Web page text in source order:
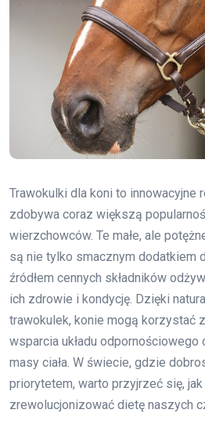
Trawokulki dla koni to innowacyjne
zdobywa coraz większą
wierzchowców. Te małe, ale
są nie tylko smacznym dodatkiem
źródłem cennych składników
ich zdrowie i kondycję. Dzięki
trawokulek, konie mogą korzystać
wsparcia układu
masy ciała. W świecie, gdzie
priorytetem, warto przyjrzeć się,
zrewolucjonizować dietę naszych